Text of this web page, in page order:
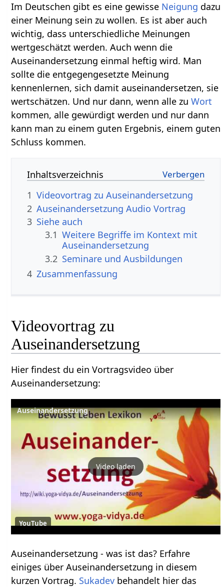
Im Deutschen gibt es eine gewisse Neigung dazu
einer Meinung sein zu wollen. Es ist aber auch
wichtig, dass unterschiedliche Meinungen
wertgeschätzt werden. Auch wenn die
Auseinandersetzung einmal heftig wird. Man
sollte die entgegengesetzte Meinung
kennenlernen, sich damit auseinandersetzen, sie
wertschätzen. Und nur dann, wenn alle zuWort
kommen, alle gewürdigt werden und nur dann
kann man zu einem guten Ergebnis, einem guten
Schluss kommen.
Inhaltsverzeichnis
1
2
Auseinandersetzung‏‎ Audio Vortrag
3 Siehe auch
3.1 Weitere Begriffe im Kontext mit
3.2 Seminare und Ausbildungen
4 Zusammenfassung
Videovortrag zu
Hier findest du ein Vortragsvideo über
Auseinandersetzung‏‎:
Auseinandersetzung
Video laden
YouTube
Auseinandersetzung‏‎ - was ist das? Erfahre
einiges über Auseinandersetzung‏‎ in diesem
kurzen Vortrag. Sukadev behandelt hier das